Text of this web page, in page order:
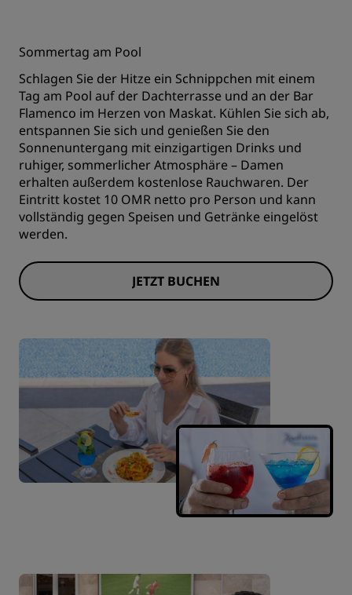
Sommertag am Pool
Schlagen Sie der Hitze ein Schnippchen mit einem
Tag am Pool auf der Dachterrasse und an der Bar
Flamenco im Herzen von Maskat. Kühlen Sie sich ab,
entspannen Sie sich und genießen Sie den
Sonnenuntergang mit einzigartigen Drinks und
ruhiger, sommerlicher Atmosphäre – Damen
erhalten außerdem kostenlose Rauchwaren. Der
Eintritt kostet 10 OMR netto pro Person und kann
vollständig gegen Speisen und Getränke eingelöst
werden.
JETZT BUCHEN